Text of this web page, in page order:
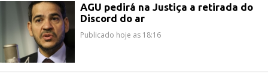
AGU pedirá na Justiça a retirada do
Discord do ar
Publicado hoje as 18:16